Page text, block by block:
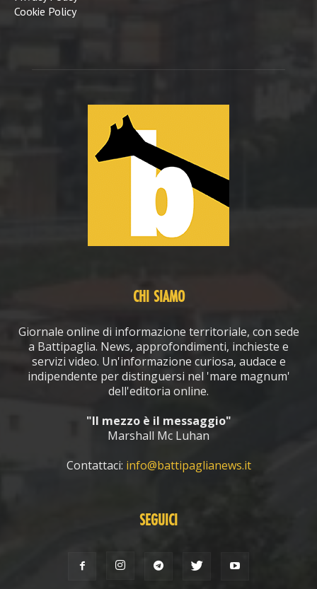
Cookie Policy
CHI SIAMO
Giornale online di informazione territoriale, con sede
a Battipaglia. News, approfondimenti, inchieste e
servizi video. Un'informazione curiosa, audace e
indipendente per distinguersi nel 'mare magnum'
dell'editoria online.
"Il mezzo è il messaggio"
Marshall Mc Luhan
Contattaci: info@battipaglianews.it
SEGUICI